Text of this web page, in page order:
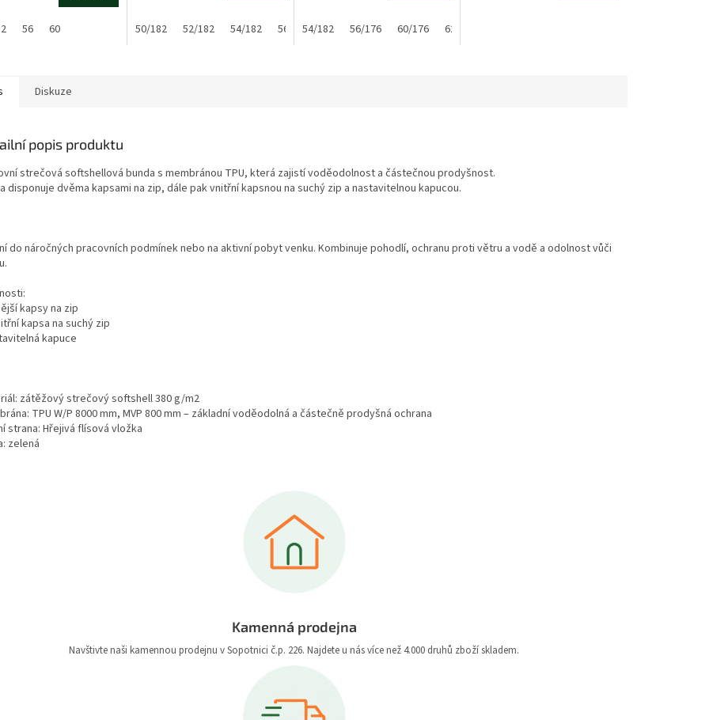
56 60 50/182 52/182 54/182 56/18254/182 56/176 60/176 62/176
Diskuze
popis produktu
strečová softshellová bunda s membránou TPU, která zajistí voděodolnost a částečnou prodyšnost.
disponuje dvěma kapsami na zip, dále pak vnitřní kapsnou na suchý zip a nastavitelnou kapucou.
do náročných pracovních podmínek nebo na aktivní pobyt venku. Kombinuje pohodlí, ochranu proti větru a vodě a odolnost vůči
kapsy na zip
kapsa na suchý zip
kapuce
zátěžový strečový softshell 380 g/m2
TPU W/P 8000 mm, MVP 800 mm – základní voděodolná a částečně prodyšná ochrana
strana: Hřejivá flísová vložka
zelená
Kamenná prodejna
Navštivte naši kamennou prodejnu v Sopotnici č.p. 226. Najdete u nás více než 4.000 druhů zboží skladem.